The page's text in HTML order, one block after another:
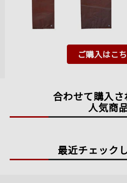
ご購入はこ
合わせて購入さ
人気商
最近チェック